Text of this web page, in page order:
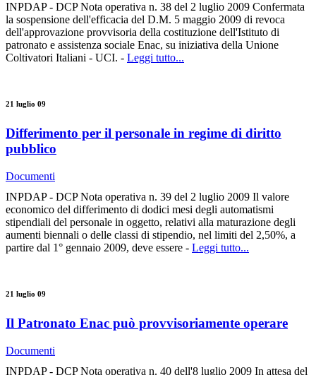
INPDAP - DCP Nota operativa n. 38 del 2 luglio 2009 Confermata
la sospensione dell'efficacia del D.M. 5 maggio 2009 di revoca
dell'approvazione provvisoria della costituzione dell'Istituto di
patronato e assistenza sociale Enac, su iniziativa della Unione
Coltivatori Italiani - UCI. - Leggi tutto...
21 luglio 09
Differimento per il personale in regime di diritto
pubblico
Documenti
INPDAP - DCP Nota operativa n. 39 del 2 luglio 2009 Il valore
economico del differimento di dodici mesi degli automatismi
stipendiali del personale in oggetto, relativi alla maturazione degli
aumenti biennali o delle classi di stipendio, nel limiti del 2,50%, a
partire dal 1° gennaio 2009, deve essere - Leggi tutto...
21 luglio 09
Il Patronato Enac può provvisoriamente operare
Documenti
INPDAP - DCP Nota operativa n. 40 dell'8 luglio 2009 In attesa del